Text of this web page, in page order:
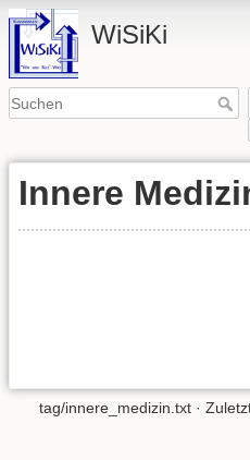
WiSiKi
Innere
tag/innere_medizin.txt ·